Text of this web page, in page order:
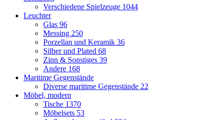
Verschiedene Spielzeuge 1044
Leuchter
Glas 96
Messing 250
Porzellan und Keramik 36
Silber und Plated 68
Zinn & Sonstiges 39
Andere 168
Maritime Gegenstände
Diverse maritime Gegenstände 22
Möbel, modern
Tische 1370
Möbelsets 53